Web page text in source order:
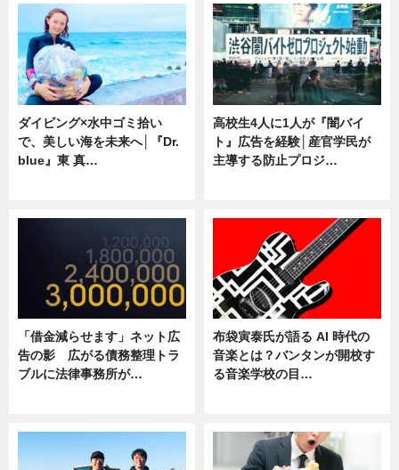
ダイビング×水中ゴミ拾い
で、美しい海を未来へ│『Dr.
blue』東 真…
高校生4人に1人が『闇バイ
ト』広告を経験│産官学民が
主導する防止プロジ…
「借金減らせます」ネット広
告の影 広がる債務整理トラ
ブルに法律事務所が…
布袋寅泰氏が語る AI 時代の
音楽とは？バンタンが開校す
る音楽学校の目…